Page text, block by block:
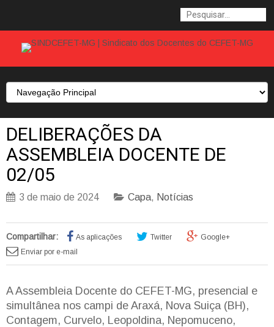
DELIBERAÇÕES DA
ASSEMBLEIA DOCENTE DE
02/05
3 de maio de 2024 Capa, Notícias
Compartilhar: As aplicações Twitter
Google+
Enviar por e-mail
A Assembleia Docente do CEFET-MG, presencial e
simultânea nos campi de Araxá, Nova Suiça (BH),
Contagem, Curvelo, Leopoldina, Nepomuceno,